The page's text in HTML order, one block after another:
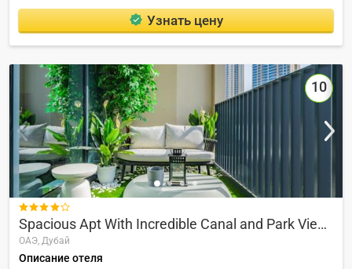
Узнать цену
10

Spacious Apt With Incredible Canal and Park Views
ОАЭ, Дубай
Описание отеля